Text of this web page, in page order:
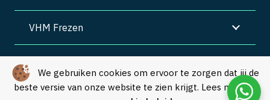
We gebruiken cookies om ervoor te zorgen dat jij de
beste versie van onze website te zien krijgt. Lees meer in
VHM Frezen
Algemene voorwaarden | Privacy